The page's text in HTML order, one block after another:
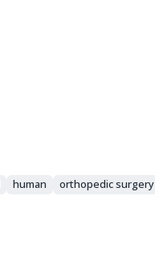
human orthopedic surgery